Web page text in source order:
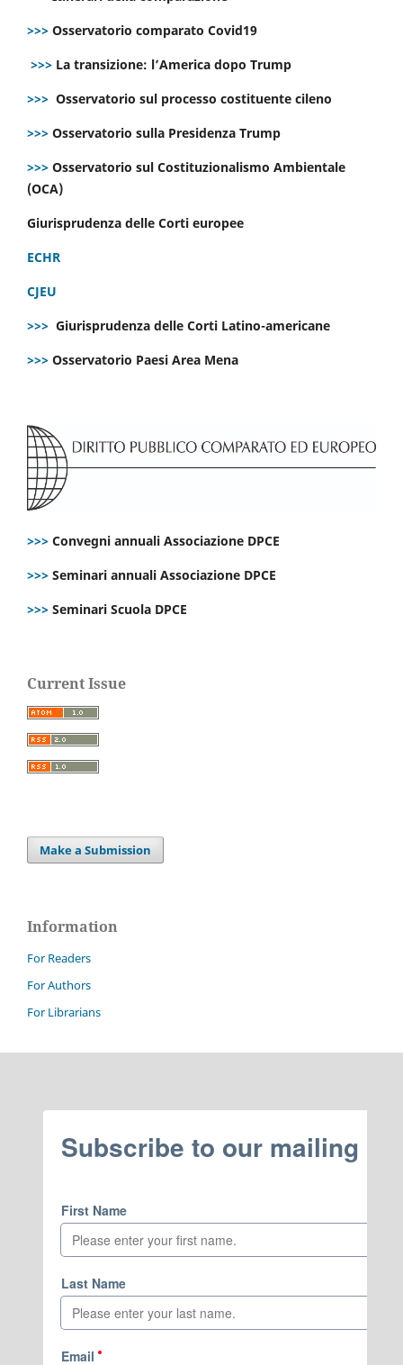
>>> Osservatorio comparato Covid19
>>> La transizione: l’America dopo Trump
>>> Osservatorio sul processo costituente cileno
>>> Osservatorio sulla Presidenza Trump
>>> Osservatorio sul Costituzionalismo Ambientale
(OCA)
Giurisprudenza delle Corti europee
ECHR
CJEU
>>> Giurisprudenza delle Corti Latino-americane
>>> Osservatorio Paesi Area Mena
>>> Convegni annuali Associazione DPCE
>>> Seminari annuali Associazione DPCE
>>> Seminari Scuola DPCE
Current Issue
Make a Submission
Information
For Readers
For Authors
For Librarians